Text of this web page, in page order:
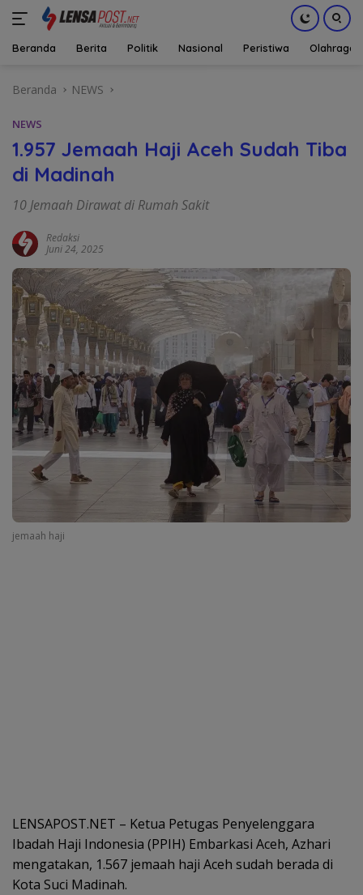
Beranda Berita Politik Nasional Peristiwa Olahraga
Beranda NEWS
NEWS
1.957 Jemaah Haji Aceh Sudah Tiba
di Madinah
10 Jemaah Dirawat di Rumah Sakit
Redaksi
Juni 24, 2025
jemaah haji
LENSAPOST.NET – Ketua Petugas Penyelenggara
Ibadah Haji Indonesia (PPIH) Embarkasi Aceh, Azhari
mengatakan, 1.567 jemaah haji Aceh sudah berada di
Kota Suci Madinah.